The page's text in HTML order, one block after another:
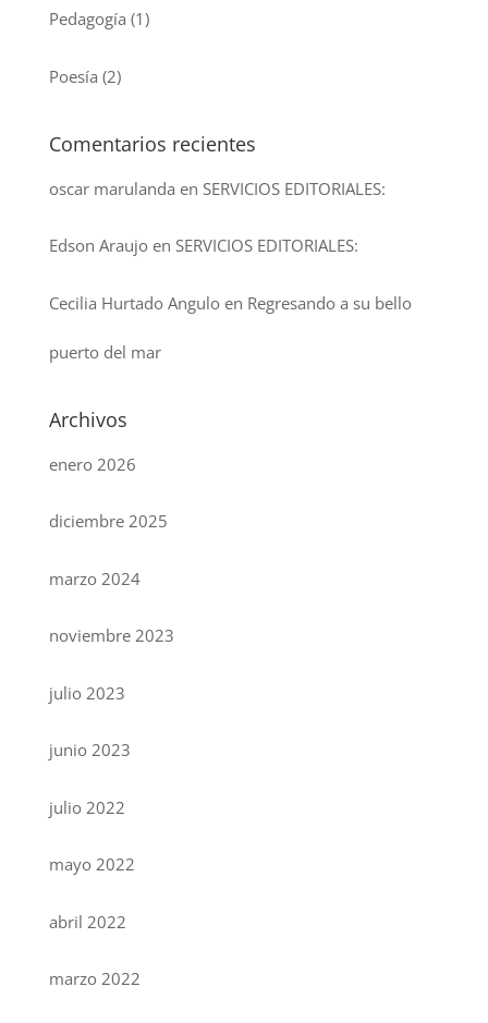
Pedagogía (1)
Poesía (2)
Comentarios recientes
oscar marulanda en SERVICIOS EDITORIALES:
Edson Araujoen SERVICIOS EDITORIALES:
Cecilia Hurtado Anguloen Regresando a su bello
puerto del mar
Archivos
enero 2026
diciembre 2025
marzo 2024
noviembre 2023
julio 2023
junio 2023
julio 2022
mayo 2022
abril 2022
marzo 2022